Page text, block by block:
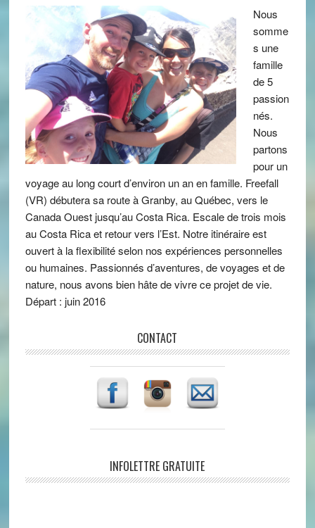
Nous
somme
s une
famille
de 5
passion
nés.
Nous
partons
pour un
voyage au long court d’environ un an en famille. Freefall
(VR) débutera sa route à Granby, au Québec, vers le
Canada Ouest jusqu’au Costa Rica. Escale de trois mois
au Costa Rica et retour vers l’Est. Notre itinéraire est
ouvert à la flexibilité selon nos expériences personnelles
ou humaines. Passionnés d’aventures, de voyages et de
nature, nous avons bien hâte de vivre ce projet de vie.
Départ : juin 2016
CONTACT
INFOLETTRE GRATUITE